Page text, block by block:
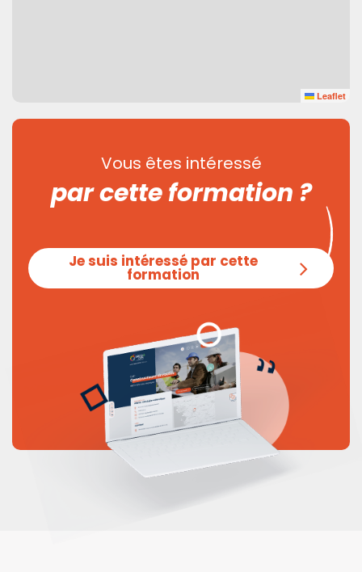
Leaflet
Vous êtes intéressé
par cette formation ?
Je suis intéressé par cette
formation